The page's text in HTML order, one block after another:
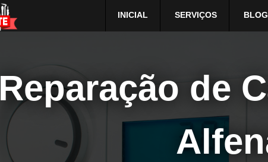
INICIAL SERVIÇOS BLOG
Reparação de